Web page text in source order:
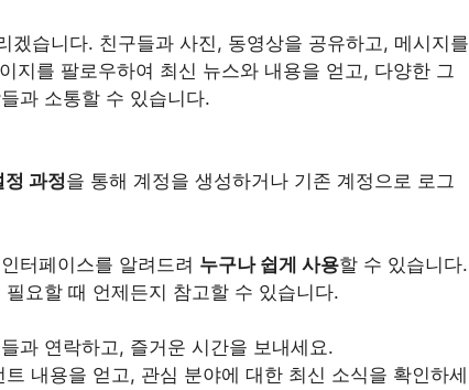
겠습니다. 친구들과 사진, 동영상을 공유하고, 메시지를
지를 팔로우하여 최신 뉴스와 내용을 얻고, 다양한 그
과 소통할 수 있습니다.
정 과정을 통해 계정을 생성하거나 기존 계정으로 로그
터페이스를 알려드려 누구나 쉽게 사용할 수 있습니다.
요할 때 언제든지 참고할 수 있습니다.
과 연락하고, 즐거운 시간을 보내세요.
내용을 얻고, 관심 분야에 대한 최신 소식을 확인하세